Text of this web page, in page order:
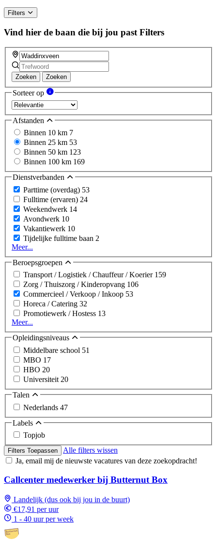
ignore
this
field
Filters
Vind hier de baan die bij jou past Filters
Zoeken Zoeken
Sorteer op
Afstanden
Binnen 10 km 7
Binnen 25 km 53
Binnen 50 km 123
Binnen 100 km 169
Dienstverbanden
Parttime (overdag) 53
Fulltime (ervaren) 24
Weekendwerk 14
Avondwerk 10
Vakantiewerk 10
Tijdelijke fulltime baan 2
Meer...
Beroepsgroepen
Transport / Logistiek / Chauffeur / Koerier 159
Zorg / Thuiszorg / Kinderopvang 106
Commercieel / Verkoop / Inkoop 53
Horeca / Catering 32
Promotiewerk / Hostess 13
Meer...
Opleidingsniveaus
Middelbare school 51
MBO 17
HBO 20
Universiteit 20
Talen
Nederlands 47
Labels
Topjob
Filters Toepassen
Alle filters wissen
Ja, email mij de nieuwste vacatures van deze zoekopdracht!
Callcenter medewerker bij Butternut Box
Landelijk (dus ook bij jou in de buurt)
€17,91 per uur
1 - 40 uur per week